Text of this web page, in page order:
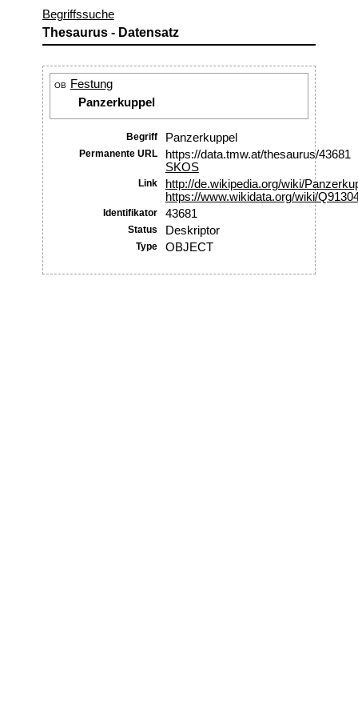
Begriffssuche
Thesaurus - Datensatz
OB
Festung
Panzerkuppel
Begriff Panzerkuppel
Permanente URL
https://data.tmw.at/thesaurus/43681
SKOS
Link
http://de.wikipedia.org/wiki/
https://www.wikidata.org/wiki/
Identifikator 43681
Status Deskriptor
Type OBJECT